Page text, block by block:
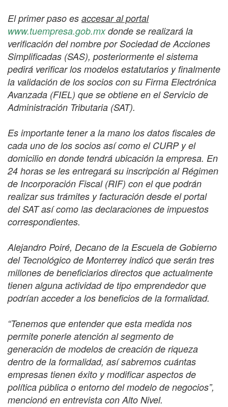
El primer paso es accesar al portal
www.tuempresa.gob.mxdonde se realizará la
verificación del nombre por Sociedad de Acciones
Simplificadas (SAS), posteriormente el sistema
pedirá verificar los modelos estatutarios y finalmente
la validación de los socios con su Firma Electrónica
Avanzada (FIEL) que se obtiene en el Servicio de
Administración Tributaria (SAT).
Es importante tener a la mano los datos fiscales de
cada uno de los socios así como el CURP y el
domicilio en donde tendrá ubicación la empresa. En
24 horas se les entregará su inscripción al Régimen
de Incorporación Fiscal (RIF) con el que podrán
realizar sus trámites y facturación desde el portal
del SAT así como las declaraciones de impuestos
correspondientes.
Alejandro Poiré, Decano de la Escuela de Gobierno
del Tecnológico de Monterrey indicó que serán tres
millones de beneficiarios directos que actualmente
tienen alguna actividad de tipo emprendedor que
podrían acceder a los beneficios de la formalidad.
“Tenemos que entender que esta medida nos
permite ponerle atención al segmento de
generación de modelos de creación de riqueza
dentro de la formalidad, así sabremos cuántas
empresas tienen éxito y modificar aspectos de
política pública o entorno del modelo de negocios”,
mencionó en entrevista con Alto Nivel.